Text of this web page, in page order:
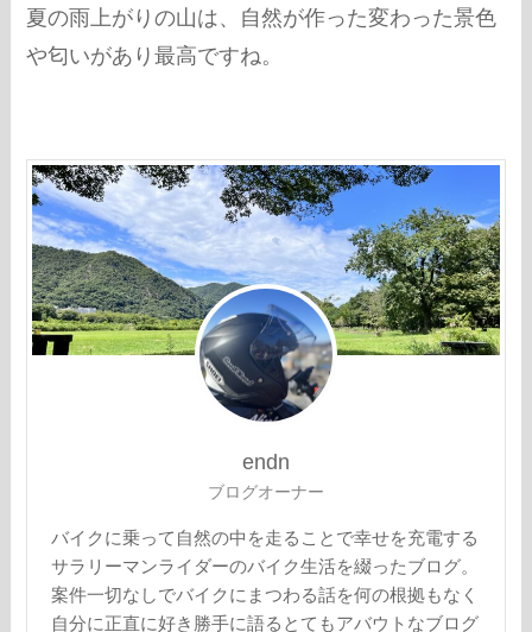
夏の雨上がりの山は、自然が作った変わった景色
や匂いがあり最高ですね。
endn
ブログオーナー
バイクに乗って自然の中を走ることで幸せを充電する
サラリーマンライダーのバイク生活を綴ったブログ。
案件一切なしでバイクにまつわる話を何の根拠もなく
自分に正直に好き勝手に語るとてもアバウトなブログ